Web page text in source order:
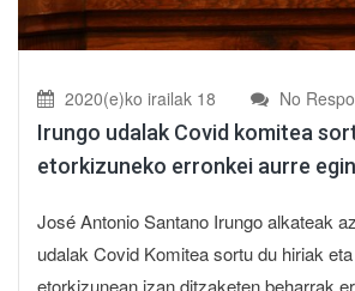
2020(e)ko irailak 18 No
Irungo udalak Covid komitea
etorkizuneko erronkei aurre
José Antonio Santano Irungo alkateak
udalak Covid Komitea sortu du hiriak